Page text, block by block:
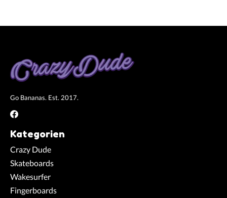
Go Bananas. Est. 2017.
Kategorien
Crazy Dude
Skateboards
Wakesurfer
Fingerboards